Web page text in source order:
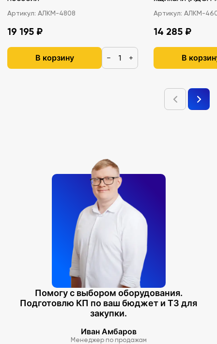
Артикул: АЛКМ-4808
19 195 ₽
В корзину − +
Артикул: АЛКМ-
14 285 ₽
В
Помогу с выбором оборудования.
Подготовлю КП по ваш бюджет и ТЗ для
закупки.
Иван Амбаров
Менеджер по продажам